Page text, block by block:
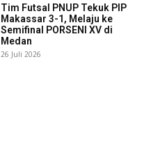
Tim Futsal PNUP Tekuk PIP
Makassar 3-1, Melaju ke
Semifinal PORSENI XV di
Medan
26 Juli 2026